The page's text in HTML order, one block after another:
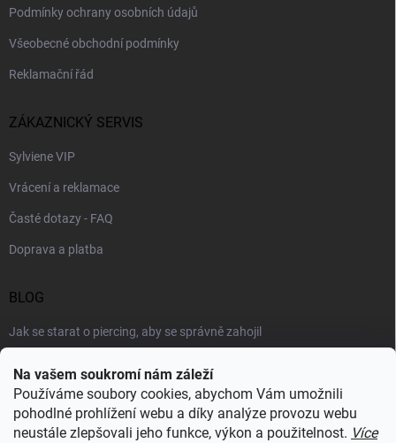
Na vašem soukromí nám záleží
Používáme soubory cookies, abychom Vám umožnili
pohodlné prohlížení webu a díky analýze provozu webu
neustále zlepšovali jeho funkce, výkon a použitelnost. Více
Podmínky ochrany osobních údajů
Všeobecné obchodní podmínky
Reklamační řád
ZÁKAZNICKÝ SERVIS
Sylviene VIP
Vrácení a reklamace
Časté dotazy - FAQ
Doprava a platba
BLOG
Jak se starat o piercing, aby se správně zahojil
Šperky a voda: co šperkům vadí nejvíc a proč